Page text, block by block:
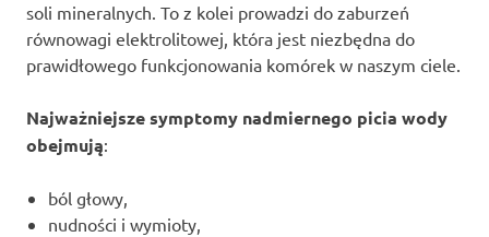
soli mineralnych. To z kolei prowadzi do zaburzeń
równowagi elektrolitowej, która jest niezbędna do
prawidłowego funkcjonowania komórek w naszym ciele.
Najważniejsze symptomy nadmiernego picia wody
obejmują:
ból głowy,
nudności i wymioty,